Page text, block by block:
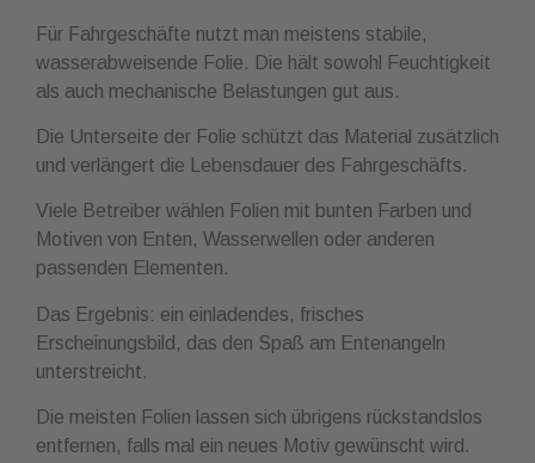
Für Fahrgeschäfte nutzt man meistens stabile,
wasserabweisende Folie. Die hält sowohl Feuchtigkeit
als auch mechanische Belastungen gut aus.
Die Unterseite der Folie schützt das Material zusätzlich
und verlängert die Lebensdauer des Fahrgeschäfts.
Viele Betreiber wählen Folien mit bunten Farben und
Motiven von Enten, Wasserwellen oder anderen
passenden Elementen.
Das Ergebnis: ein einladendes, frisches
Erscheinungsbild, das den Spaß am Entenangeln
unterstreicht.
Die meisten Folien lassen sich übrigens rückstandslos
entfernen, falls mal ein neues Motiv gewünscht wird.